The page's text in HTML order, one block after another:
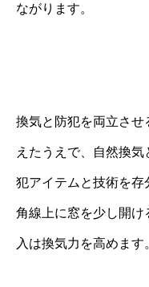
ながります。
換気と防犯を両立させ
えたうえで、自然換
犯アイテムと技術を
角線上に窓を少し開
入は換気力を高めます